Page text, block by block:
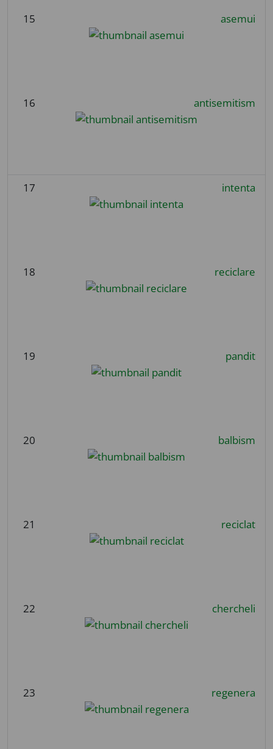
15 asemui
16 antisemitism
17 intenta
18 reciclare
19 pandit
20 balbism
21 reciclat
22 chercheli
23 regenera